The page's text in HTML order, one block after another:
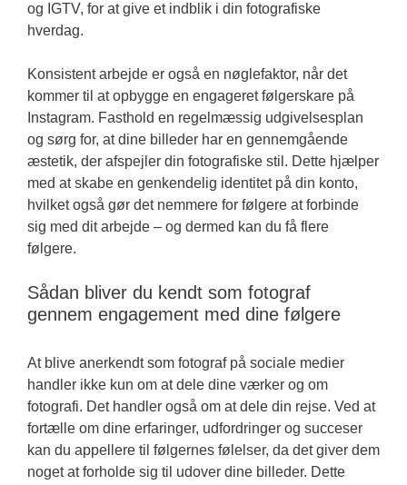
og IGTV, for at give et indblik i din fotografiske
hverdag.
Konsistent arbejde er også en nøglefaktor, når det
kommer til at opbygge en engageret følgerskare på
Instagram. Fasthold en regelmæssig udgivelsesplan
og sørg for, at dine billeder har en gennemgående
æstetik, der afspejler din fotografiske stil. Dette hjælper
med at skabe en genkendelig identitet på din konto,
hvilket også gør det nemmere for følgere at forbinde
sig med dit arbejde – og dermed kan du få flere
følgere.
Sådan bliver du kendt som fotograf
gennem engagement med dine følgere
At blive anerkendt som fotograf på sociale medier
handler ikke kun om at dele dine værker og om
fotografi. Det handler også om at dele din rejse. Ved at
fortælle om dine erfaringer, udfordringer og succeser
kan du appellere til følgernes følelser, da det giver dem
noget at forholde sig til udover dine billeder. Dette